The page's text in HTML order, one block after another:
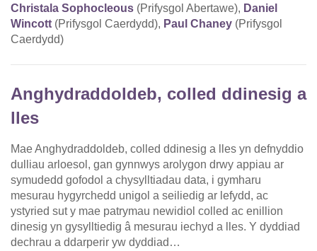
Christala Sophocleous (Prifysgol Abertawe), Daniel
Wincott (Prifysgol Caerdydd), Paul Chaney (Prifysgol
Caerdydd)
Anghydraddoldeb, colled ddinesig a
lles
Mae Anghydraddoldeb, colled ddinesig a lles yn defnyddio
dulliau arloesol, gan gynnwys arolygon drwy appiau ar
symudedd gofodol a chysylltiadau data, i gymharu
mesurau hygyrchedd unigol a seiliedig ar lefydd, ac
ystyried sut y mae patrymau newidiol colled ac enillion
dinesig yn gysylltiedig â mesurau iechyd a lles. Y dyddiad
dechrau a ddarperir yw dyddiad…